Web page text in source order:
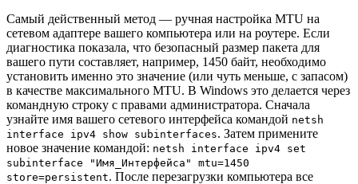
Самый действенный метод — ручная настройка MTU на
сетевом адаптере вашего компьютера или на роутере. Если
диагностика показала, что безопасный размер пакета для
вашего пути составляет, например, 1450 байт, необходимо
установить именно это значение (или чуть меньше, с запасом)
в качестве максимального MTU. В Windows это делается через
командную строку с правами администратора. Сначала
узнайте имя вашего сетевого интерфейса командой netsh
interface ipv4 show subinterfaces. Затем примените
новое значение командой: netsh interface ipv4 set
subinterface "Имя_Интерфейса" mtu=1450
store=persistent. После перезагрузки компьютера все